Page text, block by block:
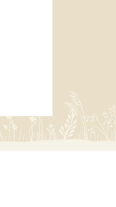
miffy 防UV